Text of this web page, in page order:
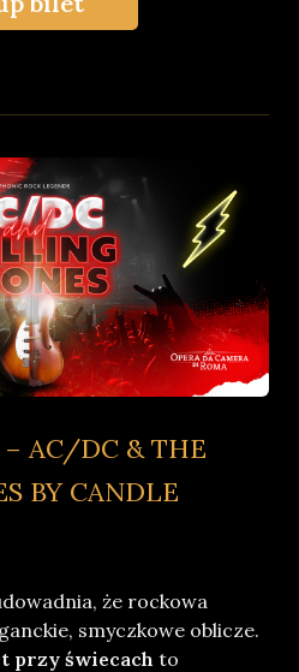
– AC/DC & THE
BY CANDLE
że rockowa
smyczkowe oblicze.
przy świecach to